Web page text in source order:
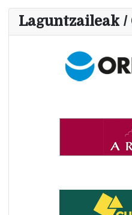
Laguntzaileak /